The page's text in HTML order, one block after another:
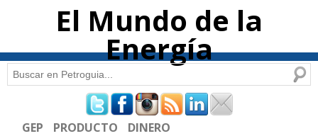
El Mundo de la
Energía
Formulario de búsqueda
Buscar
GEP PRODUCTO DINERO